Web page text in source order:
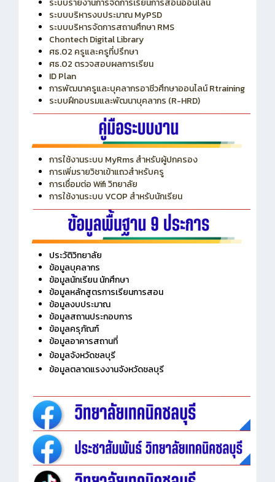
ระบบติดตามผู้สำเร็จการศึกษา
ระบบรายงานการจัดการเรียนการสอนออนไลน์
ระบบบริหารงบประมาณ MyPSD
ระบบบริหารจัดการสถานศึกษา RMS
Chontech Digital Library
ศธ.02 ครูและครูที่ปรึกษา
ศธ.02 ตรวจสอบผลการเรียน
ID Plan
การพัฒนาครูและบุคลากรอาชีวศึกษาออนไลน์ Rtraining
ระบบฝึกอบรมและพัฒนาบุคลากร (R-HRD)
การใช้งานระบบ MyRms สำหรับผู้ปกครอง
การเพิ่มรายวิชาเข้าแถวสำหรับครู
การเชื่อมต่อ Wifi วิทยาลัย
การใช้งานระบบ VCOP สำหรับนักเรียน
ประวัติวิทยาลัย
ข้อมูลบุคลากร
ข้อมูลนักเรียน นักศึกษา
ข้อมูลหลักสูตรการเรียนการสอน
ข้อมูลงบประมาณ
ข้อมูลสถานประกอบการ
ข้อมูลครุภัณฑ์
ข้อมูลอาคารสถานที่
ข้อมูลจังหวัดชลบุรี